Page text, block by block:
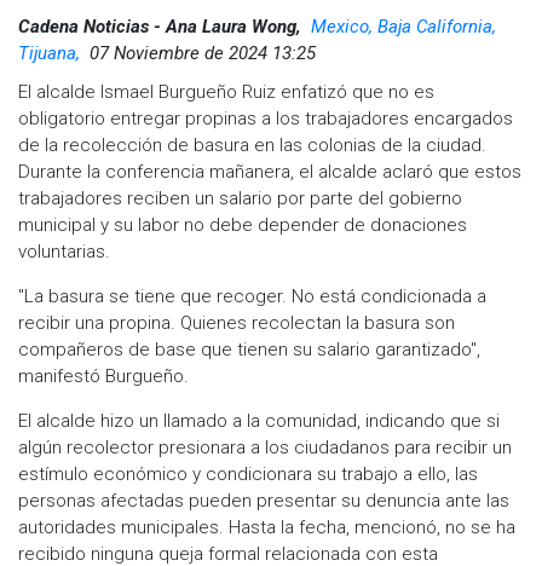
Cadena Noticias - Ana Laura Wong, Mexico, Baja California,
Tijuana, 07 Noviembre de 2024 13:25
El alcalde Ismael Burgueño Ruiz enfatizó que no es
obligatorio entregar propinas a los trabajadores encargados
de la recolección de basura en las colonias de la ciudad.
Durante la conferencia mañanera, el alcalde aclaró que estos
trabajadores reciben un salario por parte del gobierno
municipal y su labor no debe depender de donaciones
voluntarias.
"La basura se tiene que recoger. No está condicionada a
recibir una propina. Quienes recolectan la basura son
compañeros de base que tienen su salario garantizado",
manifestó Burgueño.
El alcalde hizo un llamado a la comunidad, indicando que si
algún recolector presionara a los ciudadanos para recibir un
estímulo económico y condicionara su trabajo a ello, las
personas afectadas pueden presentar su denuncia ante las
autoridades municipales. Hasta la fecha, mencionó, no se ha
recibido ninguna queja formal relacionada con esta